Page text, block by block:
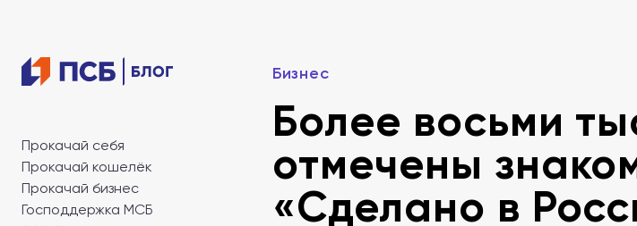
Прокачай себя
Прокачай кошелёк
Прокачай бизнес
Господдержка МСБ
Бизнес
Более восьми
отмечены
«Сделано в